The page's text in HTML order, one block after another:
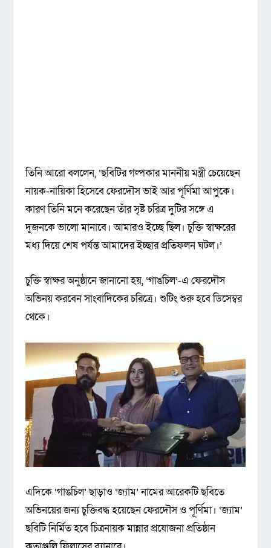
তিনি আরো বললেন, ‘ছবিটির গল্পকার মাননীয় মন্ত্রী চেয়েছেন
নায়ক-নায়িকা হিসেবে ফেরদৌস ভাই আর পূর্ণিমা আপুকে।
কারণ তিনি মনে করেছেন তাঁর সৃষ্ট চরিত্র দুটির সঙ্গে এ
দুজনকে ভালো মানাবে। আমারও ইচ্ছে ছিল। চুক্তি স্বাক্ষরের
মধ্য দিয়ে শেষ পর্যন্ত আমাদের ইচ্ছার প্রতিফলন ঘটল।’
চুক্তি স্বাক্ষর অনুষ্ঠানে জানানো হয়, ‘গাঙচিল’-এ ফেরদৌস
অভিনয় করবেন সাংবাদিকের চরিত্রে। শুটিং শুরু হবে ডিসেম্বর
থেকে।
এদিকে ‘গাঙচিল’ ছাড়াও ‘জ্যাম’ নামের আরেকটি ছবিতে
অভিনয়ের জন্য চুক্তিবদ্ধ হয়েছেন ফেরদৌস ও পূর্ণিমা। ‘জ্যাম’
ছবিটি নির্মিত হবে চিত্রনায়ক মান্নার প্রযোজনা প্রতিষ্ঠান